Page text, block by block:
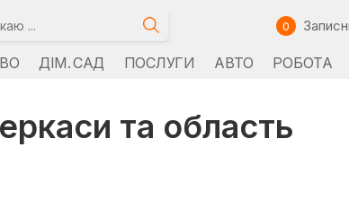
0
ДІМ. САД ПОСЛУГИ АВТО РОБОТА
та область